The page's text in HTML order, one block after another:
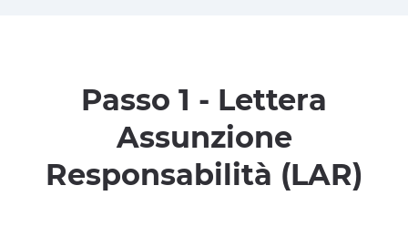
Passo 1 - Lettera
Assunzione
Responsabilità (LAR)